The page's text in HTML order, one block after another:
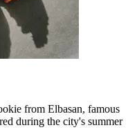
from Elbasan, famous
during the city's summer